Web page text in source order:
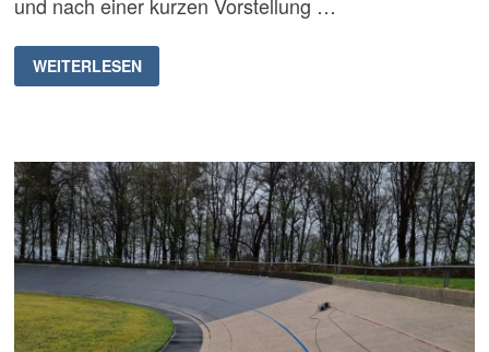
BAHNRADSPORT-
SCHNUPPERTAG
DER
WEITERLESEN